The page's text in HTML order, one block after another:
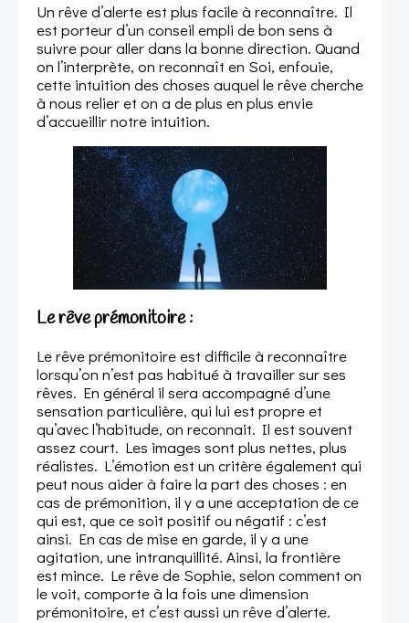
Un rêve d’alerte est plus facile à reconnaître. Il
est porteur d’un conseil empli de bon sens à
suivre pour aller dans la bonne direction. Quand
on l’interprète, on reconnaît en Soi, enfouie,
cette intuition des choses auquel le rêve cherche
à nous relier et on a de plus en plus envie
d’accueillir notre intuition.
Le rêve prémonitoire :
Le rêve prémonitoire est difficile à reconnaître
lorsqu’on n’est pas habitué à travailler sur ses
rêves. En général il sera accompagné d’une
sensation particulière, qui lui est propre et
qu’avec l’habitude, on reconnait. Il est souvent
assez court. Les images sont plus nettes, plus
réalistes. L’émotion est un critère également qui
peut nous aider à faire la part des choses : en
cas de prémonition, il y a une acceptation de ce
qui est, que ce soit positif ou négatif : c’est
ainsi. En cas de mise en garde, il y a une
agitation, une intranquillité. Ainsi, la frontière
est mince. Le rêve de Sophie, selon comment on
le voit, comporte à la fois une dimension
prémonitoire, et c’est aussi un rêve d’alerte.